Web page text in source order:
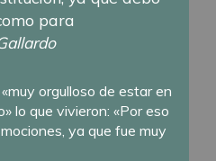
para
orgulloso de estar en
lo que vivieron: «Por eso
ya que fue muy